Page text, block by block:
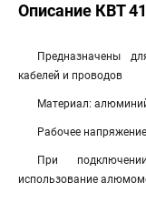
Описание КВТ
Предназначены
кабелей и проводов
Материал:
Рабочее
При
использование